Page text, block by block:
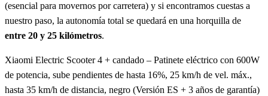
(esencial para movernos por carretera) y si encontramos cuestas a
nuestro paso, la autonomía total se quedará en una horquilla de
entre 20 y 25 kilómetros.
Xiaomi Electric Scooter 4 + candado – Patinete eléctrico con 600W
de potencia, sube pendientes de hasta 16%, 25 km/h de vel. máx.,
hasta 35 km/h de distancia, negro (Versión ES + 3 años de garantía)